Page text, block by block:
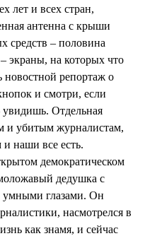
лет и всех стран,
антенна с крыши
средств – половина
экраны, на которых что
новостной репортаж о
и смотри, если
увидишь. Отдельная
и убитым журналистам,
наши все есть.
демократическом
дедушка с
умными глазами. Он
насмотрелся в
как знамя, и сейчас